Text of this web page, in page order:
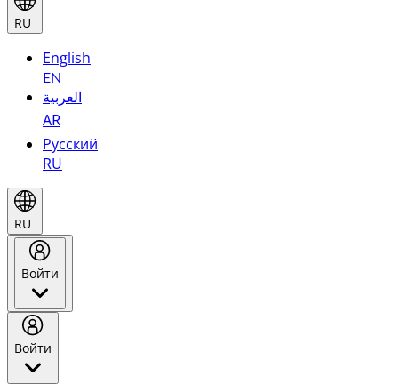
RU
English
EN
العربية
AR
Русский
RU
RU
Войти
Войти